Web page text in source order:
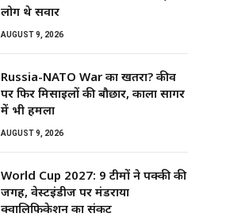
लोग थे सवार
AUGUST 9, 2026
Russia-NATO War का खतरा? कीव
पर फिर मिसाइलों की बौछार, काला सागर
में भी हमला
AUGUST 9, 2026
World Cup 2027: 9 टीमों ने पक्की की
जगह, वेस्टइंडीज पर मंडराया
क्वालिफिकेशन का संकट